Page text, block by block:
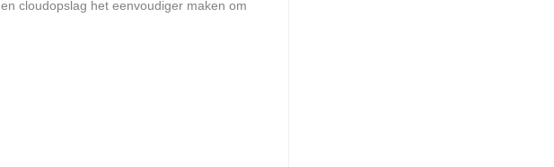
en cloudopslag het eenvoudiger maken om